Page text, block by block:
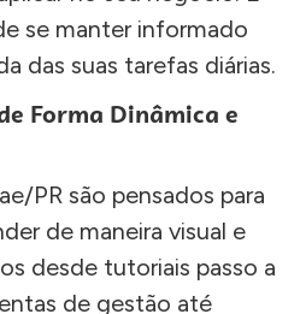
se manter informado
das suas tarefas diárias.
Forma Dinâmica e
PR são pensados para
de maneira visual e
desde tutoriais passo a
de gestão até